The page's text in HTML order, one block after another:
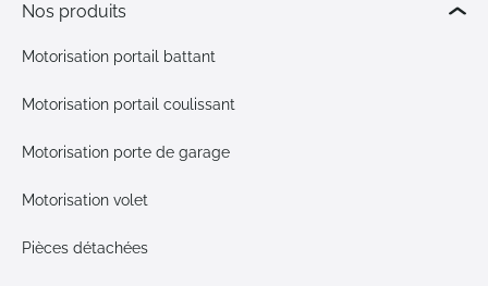
Nos produits
Motorisation portail battant
Motorisation portail coulissant
Motorisation porte de garage
Motorisation volet
Pièces détachées